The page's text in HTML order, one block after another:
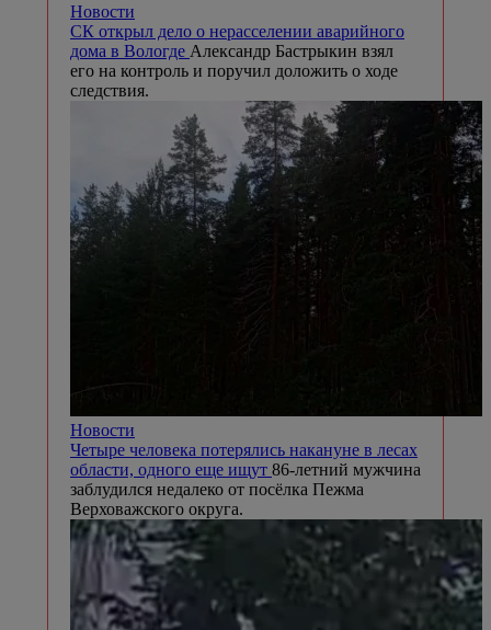
Новости
СК открыл дело о нерасселении аварийного
дома в Вологде Александр Бастрыкин взял
его на контроль и поручил доложить о ходе
следствия.
Новости
Четыре человека потерялись накануне в лесах
области, одного еще ищут 86-летний мужчина
заблудился недалеко от посёлка Пежма
Верховажского округа.